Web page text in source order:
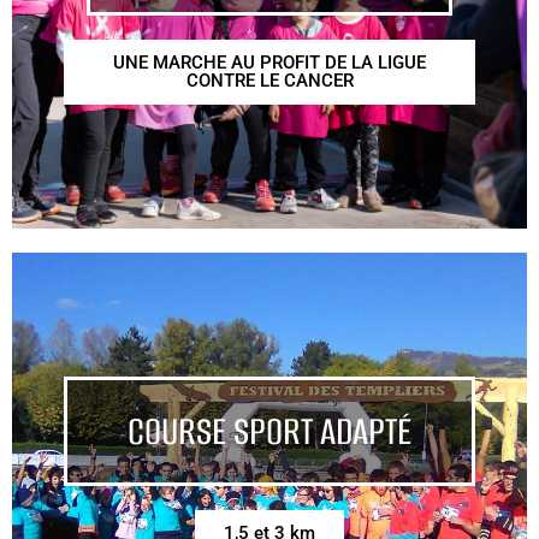
UNE MARCHE AU PROFIT DE LA LIGUE
CONTRE LE CANCER
COURSE SPORT ADAPTÉ
1,5 et 3 km